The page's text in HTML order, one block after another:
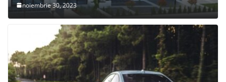
noiembrie 30, 2023